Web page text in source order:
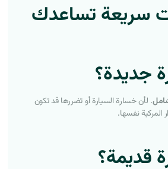
سريعة تساعدك
جديدة؟
. لأن خسارة السيارة أو تضررها قد تكون
المركبة نفسها.
قديمة؟